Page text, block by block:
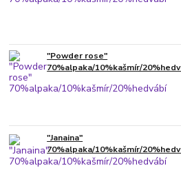
"Powder rose"
70%alpaka/10%kašmír/
"Janaina"
70%alpaka/10%kašmír/